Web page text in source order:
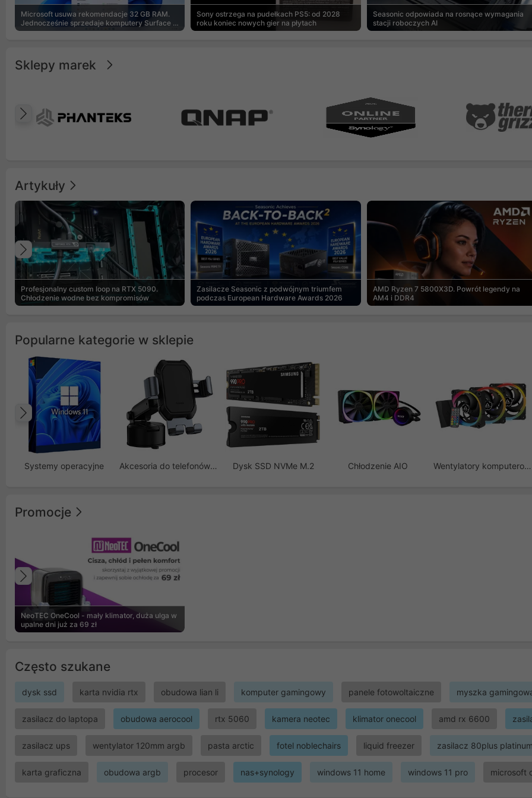
Microsoft usuwa rekomendacje 32 GB RAM.
Jednocześnie sprzedaje komputery Surface z
8 GB
Sony ostrzega na pudełkach PS5: od 2028
roku koniec nowych gier na płytach
Seasonic odpowiada na rosnące wymagania
stacji roboczych AI
Sklepy marek
Poprzedni
Artykuły
Profesjonalny custom loop na RTX 5090.
Chłodzenie wodne bez kompromisów
Zasilacze Seasonic z podwójnym triumfem
podczas European Hardware Awards 2026
AMD Ryzen 7 5800X3D. Powrót legendy na
AM4 i DDR4
Poprzedni
Popularne kategorie w sklepie
Systemy operacyjne Akcesoria do telefonów GSM Dysk SSD NVMe M.2 Chłodzenie AIO Wentylatory komputerowe
Poprzedni
Promocje
NeoTEC OneCool - mały klimator, duża ulga w
upalne dni już za 69 zł
Poprzedni
Często szukane
dysk ssd karta nvidia rtx obudowa lian li komputer gamingowy panele fotowoltaiczne myszka
zasilacz do laptopa obudowa aerocool rtx 5060 kamera neotec klimator onecool amd rx 6600
zasilacz ups wentylator 120mm argb pasta arctic fotel noblechairs liquid freezer zasilacz 80plus platinum
karta graficzna obudowa argb procesor nas+synology windows 11 home windows 11 pro microsoft